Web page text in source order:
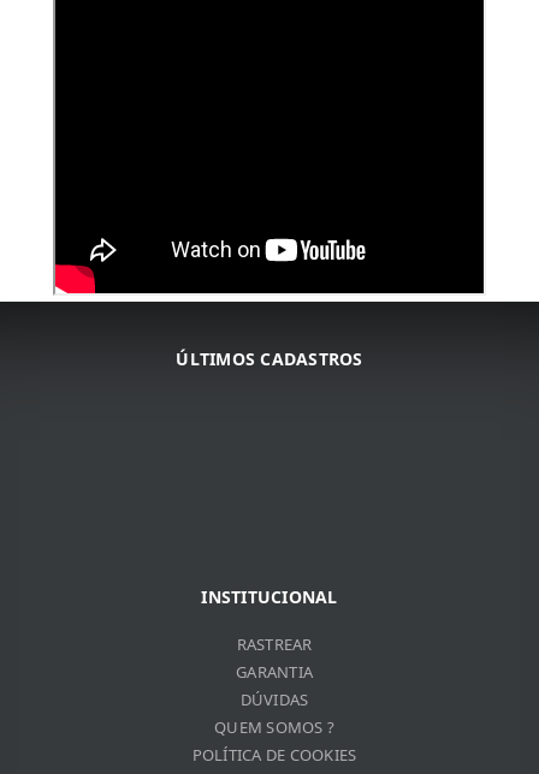
ÚLTIMOS CADASTROS
JOSé DE RIBAMAR BORGESINSTITUCIONAL
RASTREAR
GARANTIA
DÚVIDAS
QUEM SOMOS ?
POLÍTICA DE COOKIES